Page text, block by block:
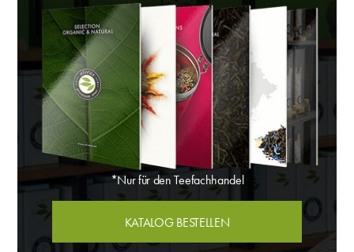
*Nur für den Teefachhandel
KATALOG BESTELLEN